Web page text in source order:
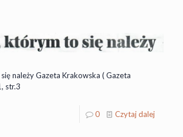
należy Gazeta Krakowska ( Gazeta
str.3
0 Czytaj dalej